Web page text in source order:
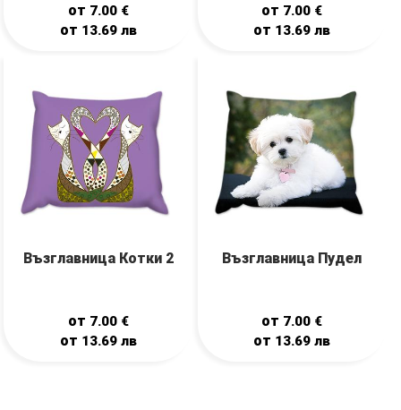
от 7.00 €
от 13.69 лв
от 7.00 €
от 13.69лв
Възглавница Котки 2
от 7.00 €
от 13.69 лв
Възглавница Пудел
от 7.00 €
от 13.69лв